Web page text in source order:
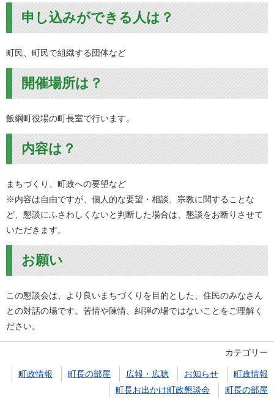
申し込みができる人は？
町民、町民で組織する団体など
開催場所は？
飯綱町役場の町長室で行います。
内容は？
まちづくり、町政への要望など
※内容は自由ですが、個人的な要望・相談、宗教に関することな
ど、懇談にふさわしくないと判断した場合は、懇談をお断りさせて
いただきます。
お願い
この懇談会は、より良いまちづくりを目的とした、住民のみなさん
との対話の場です。苦情や陳情、糾弾の場ではないことをご理解く
ださい。
カテゴリー
町政情報 町長の部屋 広報・広聴 お知らせ
町政情報
町長お出かけ町政懇談会
町長の部屋